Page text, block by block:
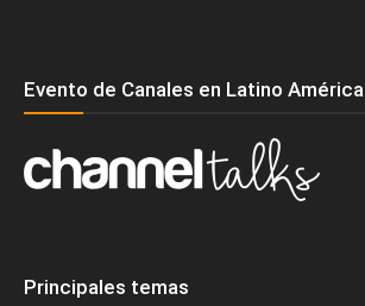
Evento de Canales en Latino América
Principales temas